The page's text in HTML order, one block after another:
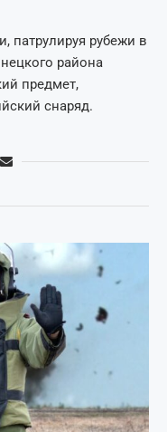
патрулируя рубежи в
района
предмет,
снаряд.